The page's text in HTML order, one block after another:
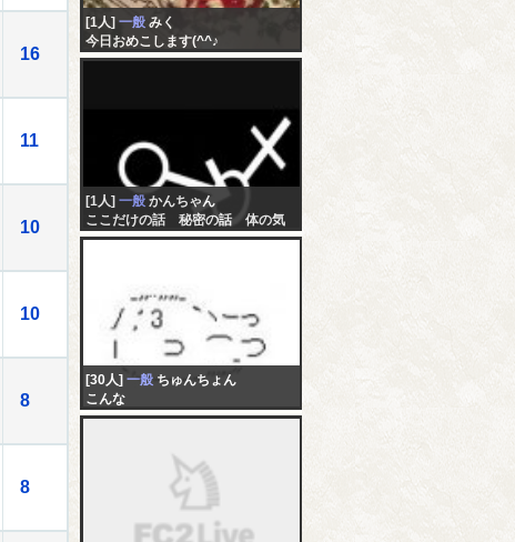
16
11
10
10
8
8
[1人] 一般 みく
今日おめこします(^^♪
[1人] 一般 かんちゃん
ここだけの話 秘密の話 体の気
になる事
[30人] 一般 ちゅんちょん
こんな